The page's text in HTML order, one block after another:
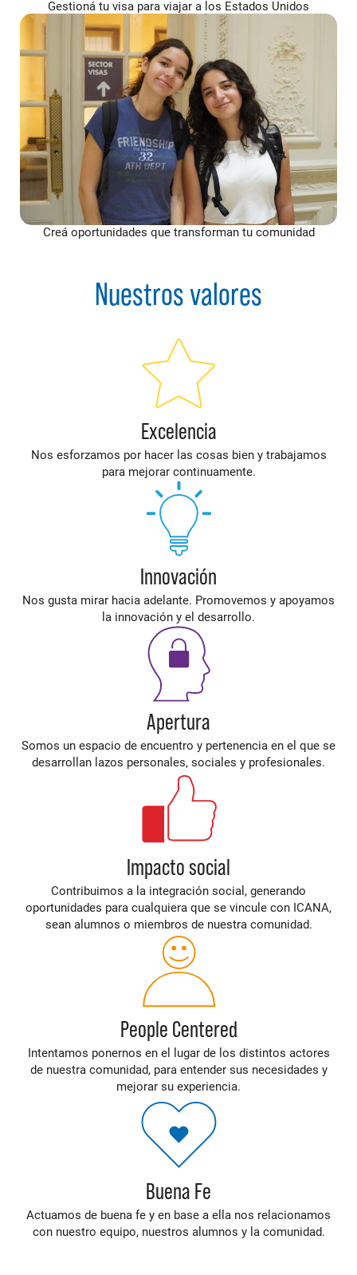
Gestioná tu visa para viajar a los Estados Unidos
Creá oportunidades que transforman tu comunidad
Nuestros valores
Excelencia
Nos esforzamos por hacer las cosas bien y trabajamos
para mejorar continuamente.
Innovación
Nos gusta mirar hacia adelante. Promovemos y apoyamos
la innovación y el desarrollo.
Apertura
Somos un espacio de encuentro y pertenencia en el que se
desarrollan lazos personales, sociales y profesionales.
Impacto social
Contribuimos a la integración social, generando
oportunidades para cualquiera que se vincule con ICANA,
sean alumnos o miembros de nuestra comunidad.
People Centered
Intentamos ponernos en el lugar de los distintos actores
de nuestra comunidad, para entender sus necesidades y
mejorar su experiencia.
Buena Fe
Actuamos de buena fe y en base a ella nos relacionamos
con nuestro equipo, nuestros alumnos y la comunidad.